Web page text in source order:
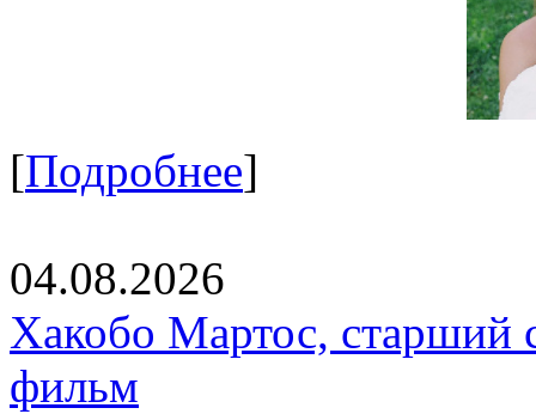
[Подробнее]
04.08.2026
Хакобо Мартос, старший
фильм